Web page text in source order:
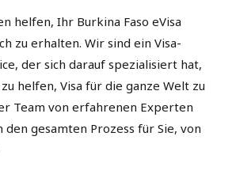
helfen, Ihr Burkina Faso eVisa
zu erhalten. Wir sind ein Visa-
der sich darauf spezialisiert hat,
helfen, Visa für die ganze Welt zu
Team von erfahrenen Experten
den gesamten Prozess für Sie, von